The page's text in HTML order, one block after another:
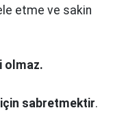
etme ve sakin
olmaz.
için sabretmektir.